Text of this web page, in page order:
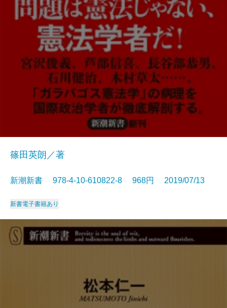
篠田英朗／著
新潮新書 978-4-10-610822-8 968円 2019/07/13
新書電子書籍あり